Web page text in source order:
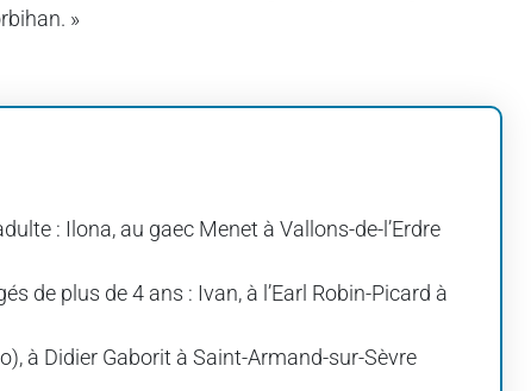
»
: Ilona, au gaec Menet à Vallons-de-l’Erdre
de plus de 4 ans : Ivan, à l’Earl Robin-Picard à
à Didier Gaborit à Saint-Armand-sur-Sèvre